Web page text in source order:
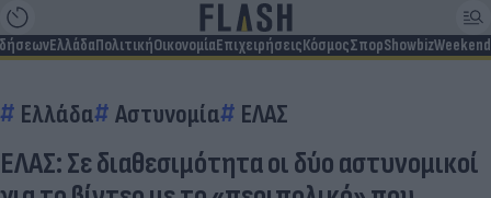
ΕλλάδαΠολιτικήΟικονομίαΕπιχειρήσειςΚόσμοςΣπορShowbizWeekend
Ελλάδα Αστυνομία ΕΛΑΣ
ΕΛΑΣ: Σε διαθεσιμότητα οι δύο αστυνομικοί